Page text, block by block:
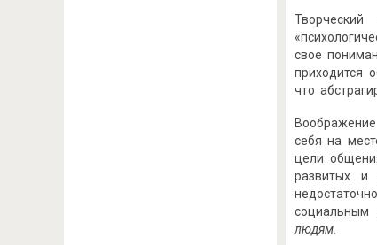
свое
приходится
что
себя на
цели
развитых и
социальным
людям.